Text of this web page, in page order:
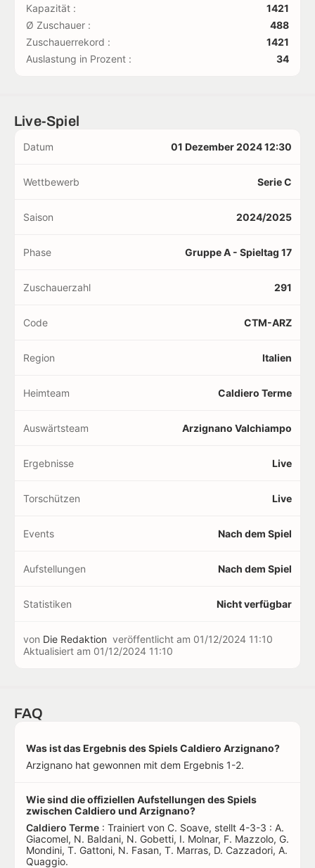
Kapazität :
1421
Ø Zuschauer :
488
Zuschauerrekord :
1421
Auslastung in Prozent :
34
Live-Spiel
Datum 01 Dezember 2024 12:30
Wettbewerb Serie C
Saison 2024/2025
Phase Gruppe A - Spieltag 17
Zuschauerzahl 291
Code CTM-ARZ
Region Italien
Heimteam Caldiero Terme
Auswärtsteam Arzignano Valchiampo
Ergebnisse Live
Torschützen Live
Events Nach dem Spiel
Aufstellungen Nach dem Spiel
Statistiken Nicht verfügbar
von Die Redaktion veröffentlicht am 01/12/2024 11:10
Aktualisiert am 01/12/2024 11:10
FAQ
Was ist das Ergebnis des Spiels Caldiero Arzignano?
Arzignano hat gewonnen mit dem Ergebnis 1-2.
Wie sind die offiziellen Aufstellungen des Spiels
zwischen Caldiero und Arzignano?
Caldiero Terme : Trainiert von C. Soave, stellt 4-3-3 : A.
Giacomel, N. Baldani, N. Gobetti, I. Molnar, F. Mazzolo, G.
Mondini, T. Gattoni, N. Fasan, T. Marras, D. Cazzadori, A.
Quaggio.